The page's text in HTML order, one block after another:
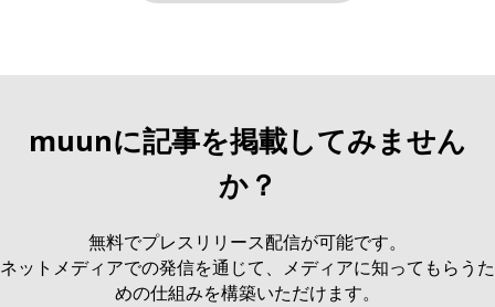
muunに記事を掲載してみません
か？
無料でプレスリリース配信が可能です。
ネットメディアでの発信を通じて、メディアに知ってもらうた
めの仕組みを構築いただけます。